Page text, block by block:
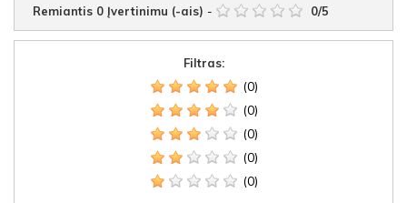
Remiantis 0 Įvertinimu (-ais) - 0/5
Filtras:
(0)
(0)
(0)
(0)
(0)